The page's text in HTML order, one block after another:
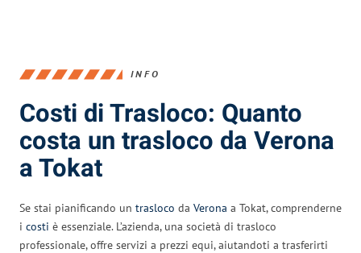
INFO
Costi di Trasloco: Quanto
costa un trasloco da Verona
a Tokat
Se stai pianificando un trasloco da Verona a Tokat, comprenderne
i costi è essenziale. L’azienda, una società di trasloco
professionale, offre servizi a prezzi equi, aiutandoti a trasferirti